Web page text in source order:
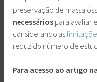
preservação de massa
necessários para avaliar
considerando as
reduzido número de
Para acesso ao artigo